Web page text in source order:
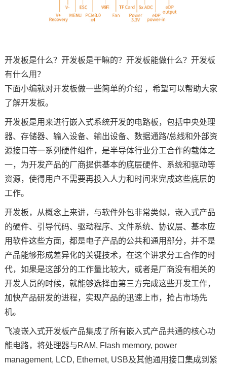
开发板是什么？ 开发板是干嘛的？ 开发板能做什么？ 开发板
有什么用？
下面小编就对开发板做一些简单的介绍 ，希望可以帮助大家
了解开发板。
开发板是用来进行嵌入式系统开发的电路板，包括中央处理
器、存储器、输入设备、输出设备、数据通路/总线和外部资
源接口等一系列硬件组件，是半导体行业分工合作的载体之
一，为开发产品的厂商提供基本的底层硬件、系统和驱动等
资源，使得用户不需要再投入人力和时间来完成这些底层的
工作。
开发板，从概念上来讲，与软件外包非常类似，嵌入式产品
的硬件、引导代码、驱动程序、文件系统、协议层、基本应
用软件这些方面，都是电子产品的公共和通用部分，并不是
产品能够形成差异化的关键技术，在这个讲求分工合作的时
代，如果是这部分的工作量比较大，或者是厂商没有相关的
开发人员的时候，就能够选择由第三方完成这些开发工作，
加快产品研发的进程，实现产品的迅速上市，抢占市场先
机。
飞凌嵌入式开发板产品集成了所有嵌入式产品共通的核心功
能电路，将处理器与RAM, Flash memory, power
management, LCD, Ethernet, USB及其他通用接口集成到紧